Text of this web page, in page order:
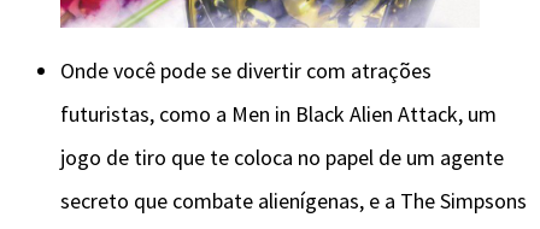
Onde você pode se divertir com atrações
futuristas, como a Men in Black Alien Attack, um
jogo de tiro que te coloca no papel de um agente
secreto que combate alienígenas, e a The Simpsons